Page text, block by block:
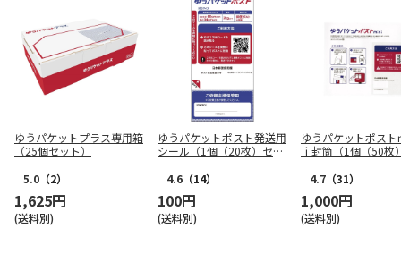
ゆうパケットプラス専用箱
（25個セット）
5.0 （2）
1,625円
(送料別)
ゆうパケットポスト発送用
シール（1個（20枚）セッ
4.6 （14）
100円
(送料別)
ゆうパケットポスト
ｉ封筒（1個（50枚
4.7 （31）
1,000円
(送料別)